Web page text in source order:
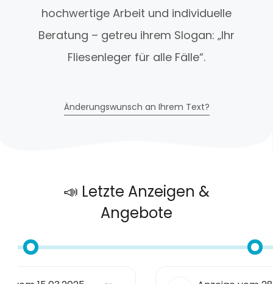
hochwertige Arbeit und individuelle
Beratung – getreu ihrem Slogan: „Ihr
Fliesenleger für alle Fälle“.
Änderungswunsch an Ihrem Text?